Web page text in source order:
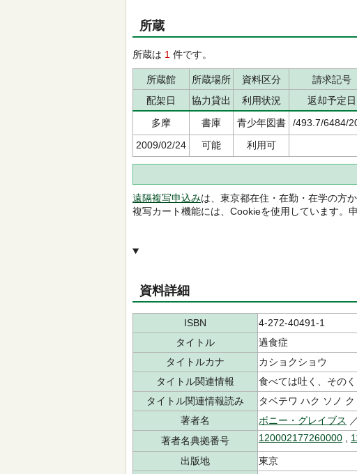
所蔵
所蔵は 1 件です。
所蔵館 所蔵場所 資料区分 請求記号
配架日
協力貸出 利用状況 返却予定日
多摩
書庫 青少年図書 /493.7/6484/
2009/02/24 可能 利用可
遠隔複写申込みは、東京都在住・在勤・在学の方
複写カート機能には、Cookieを使用しています。
資料詳細
ISBN
4-272-40491-1
タイトル
過食症
タイトルカナ
カショクショウ
タイトル関連情報
食べては吐く、その
タイトル関連情報読み
タベテワ ハク ソノ
著者名
ボニー・グレイブス
著者名典拠番号
120002177260000
出版地
東京